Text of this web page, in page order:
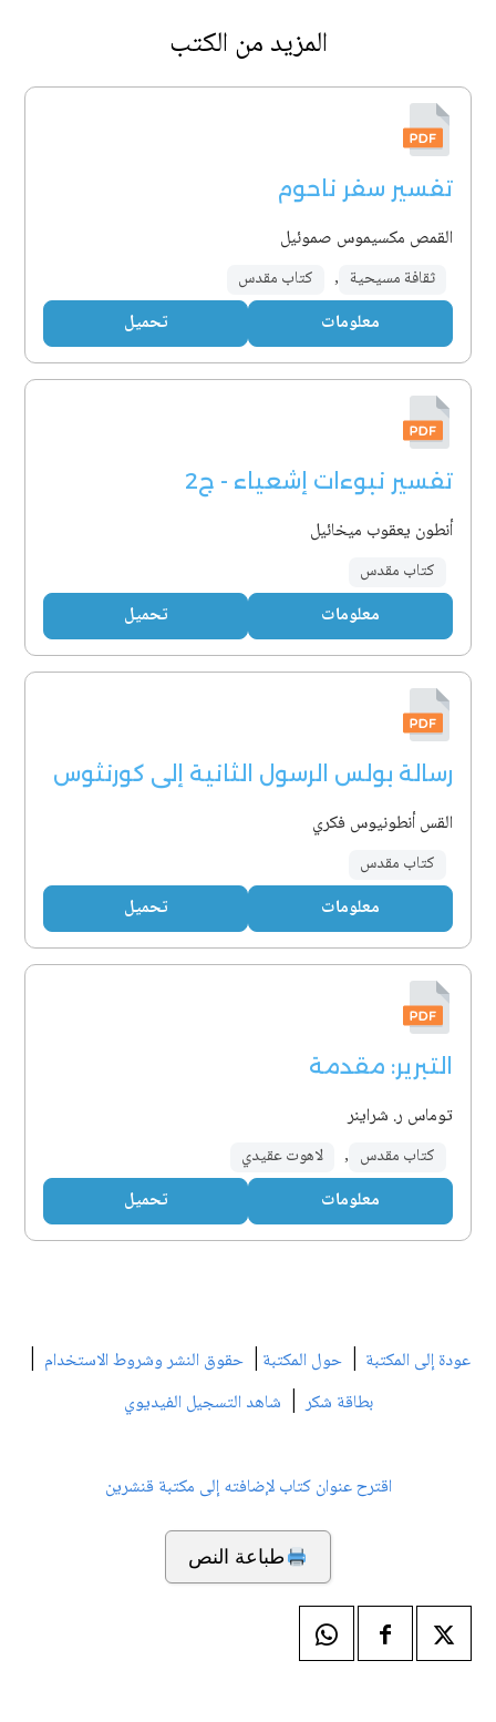
المزيد من الكتب
تفسير سفر ناحوم
القمص مكسيموس صموئيل
ثقافة مسيحية , كتاب مقدس
معلومات تحميل
تفسير نبوءات إشعياء - ج2
أنطون يعقوب ميخائيل
كتاب مقدس
معلومات تحميل
رسالة بولس الرسول الثانية إلى كورنثوس
القس أنطونيوس فكري
كتاب مقدس
معلومات تحميل
التبرير: مقدمة
توماس ر. شراينر
كتاب مقدس , لاهوت عقيدي
معلومات تحميل
عودة إلى المكتبة | حول المكتبة | حقوق النشر وشروط الاستخدام |
بطاقة شكر| شاهد التسجيل الفيديوي
اقترح عنوان كتاب لإضافته إلى مكتبة قنشرين
طباعة النص